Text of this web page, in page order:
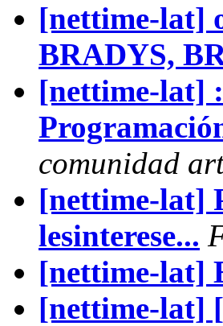
[nettime-lat]
BRADYS,
[nettime-lat]
comunidad
[nettime-lat]
lesinterese...
[nettime-lat]
[nettime-lat]